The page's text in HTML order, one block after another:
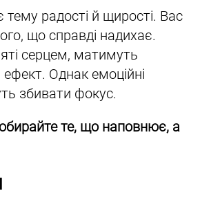
тему радості й щирості. Вас
що справді надихає.
серцем, матимуть
Однак емоційні
збивати фокус.
те, що наповнює, а